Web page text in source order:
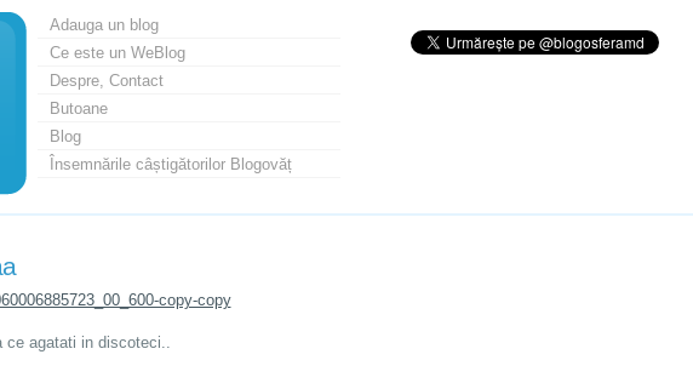
Adauga un blog
Ce este un WeBlog
Despre, Contact
Butoane
Blog
Însemnările câștigătorilor Blogovăț
ce agatati in discoteci..